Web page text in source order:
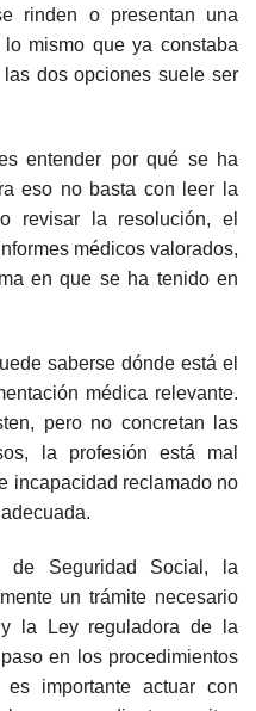
rinden o presentan una
mismo que ya constaba
dos opciones suele ser
entender por qué se ha
eso no basta con leer la
revisar la resolución, el
médicos valorados,
en que se ha tenido en
saberse dónde está el
médica relevante.
pero no concretan las
la profesión está mal
incapacidad reclamado no
de Seguridad Social, la
un trámite necesario
la Ley reguladora de la
en los procedimientos
importante actuar con